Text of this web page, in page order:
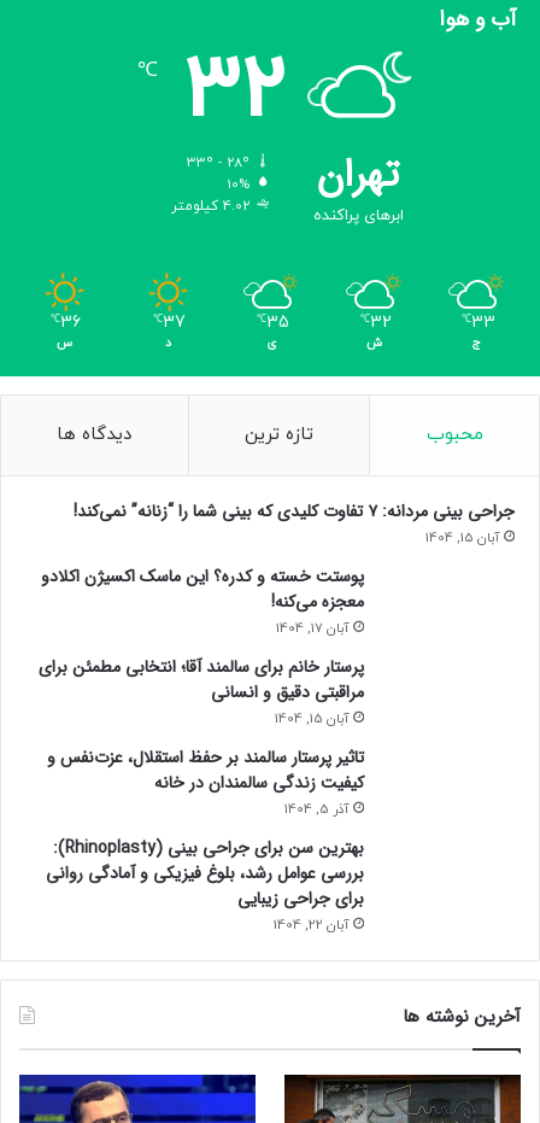
آب و هوا
تهران
ابرهای پراکنده
32
℃
10%
4.02 کیلومتر
33
℃
ج
32
℃
ش
35
℃
ی
37
℃
د
36
℃
س
محبوب تازه ترین دیدگاه ها
جراحی بینی مردانه: ۷ تفاوت کلیدی که بینی شما را “زنانه” نمی‌کند!
آبان 15, 1404
پوستت خسته و کدره؟ این ماسک اکسیژن اکلادو
معجزه می‌کنه!
آبان 17, 1404
پرستار خانم برای سالمند آقا؛ انتخابی مطمئن برای
مراقبتی دقیق و انسانی
آبان 15, 1404
تاثیر پرستار سالمند بر حفظ استقلال، عزت‌نفس و
کیفیت زندگی سالمندان در خانه
آذر 5, 1404
بهترین سن برای جراحی بینی (Rhinoplasty):
بررسی عوامل رشد، بلوغ فیزیکی و آمادگی روانی
برای جراحی زیبایی
آبان 22, 1404
آخرین نوشته ها